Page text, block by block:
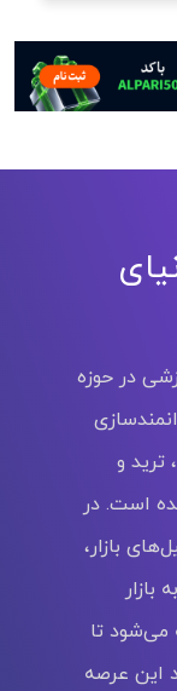
در حوزه
ترید و
است. در
بازار،
می‌شود تا
این عرصه